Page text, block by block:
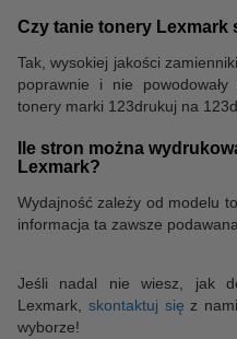
Czy tanie tonery Lexmark
Tak, wysokiej jakości
poprawnie i nie
tonery marki 123drukuj na
Ile stron można
Lexmark?
Wydajność zależy od modelu
informacja ta zawsze
Jeśli nadal nie wiesz, jak
Lexmark, skontaktuj się z
wyborze!